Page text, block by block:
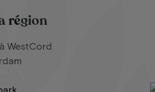
région
WestCord